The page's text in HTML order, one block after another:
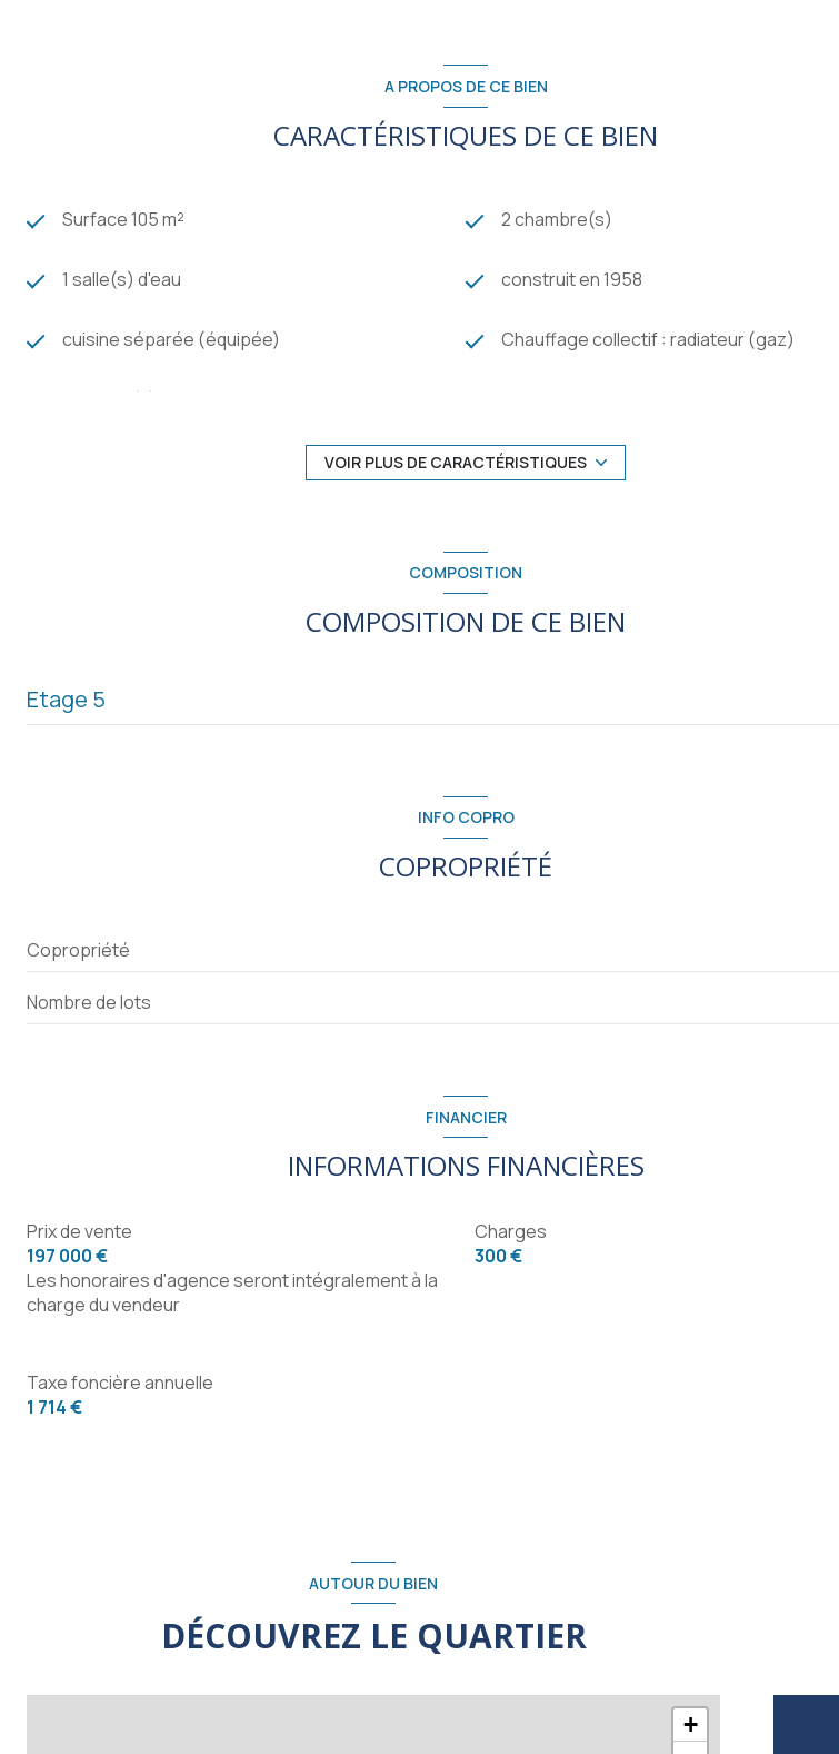
A PROPOS DE CE BIEN
CARACTÉRISTIQUES DE CE BIEN
Surface 105 m² 2 chambre(s)
1 salle(s) d'eau construit en 1958
cuisine séparée (équipée) Chauffage collectif : radiateur (gaz)
1 garage(s)
ascenseur
VOIR PLUS DE CARACTÉRISTIQUES
COMPOSITION
COMPOSITION DE CE BIEN
Etage 5
chambre
salle d'eau
INFO COPRO
COPROPRIÉTÉ
Copropriété
Nombre de lots
FINANCIER
INFORMATIONS FINANCIÈRES
Prix de vente
197 000 €
Les honoraires d'agence seront intégralement à la
charge du vendeur
Charges
300 €
Taxe foncière annuelle
1 714 €
AUTOUR DU BIEN
DÉCOUVREZ LE QUARTIER
+